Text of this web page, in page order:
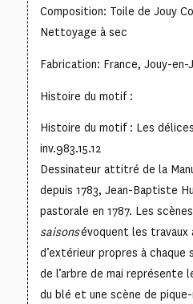
Composition: Toile de Jouy
Nettoyage à sec
Fabrication: France, Jouy-en-
Histoire du motif :
Histoire du motif : Les
inv.983.15.12
Dessinateur attitré de la
depuis 1783, Jean-Baptiste
pastorale en 1787. Les
saisonsévoquent les travaux
d’extérieur propres à chaque
de l’arbre de mai représente
du blé et une scène de pique-